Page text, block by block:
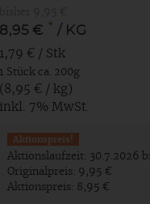
8,95 € * / KG
1,79 € / Stk
1 Stück ca. 200g
(8,95 € / kg)
inkl. 7% MwSt.
Aktionspreis!
Aktionslaufzeit: 30.7.2026
Originalpreis: 9,95 €
Aktionspreis: 8,95 €